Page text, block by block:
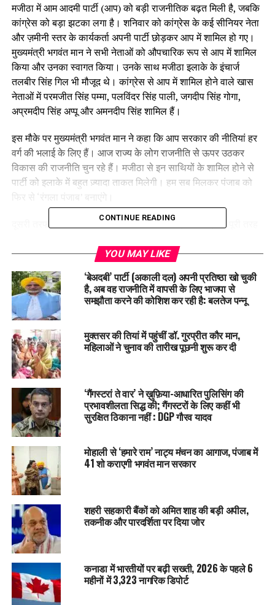
मजीठा में आम आदमी पार्टी (आप) को बड़ी राजनीतिक बढ़त मिली है, जबकि
कांग्रेस को बड़ा झटका लगा है। शनिवार को कांग्रेस के कई सीनियर नेता
और ज़मीनी स्तर के कार्यकर्ता अपनी पार्टी छोड़कर आप में शामिल हो गए।
मुख्यमंत्री भगवंत मान ने सभी नेताओं को औपचारिक रूप से आप में शामिल
किया और उनका स्वागत किया। उनके साथ मजीठा इलाके के इंचार्ज
तलबीर सिंह गिल भी मौजूद थे। कांग्रेस से आप में शामिल होने वाले खास
नेताओं में परमजीत सिंह पम्मा, पलविंदर सिंह पाली, जगदीप सिंह गोगा,
अप्रमदीप सिंह अप्पू और अमनदीप सिंह शामिल हैं।
इस मौके पर मुख्यमंत्री भगवंत मान ने कहा कि आप सरकार की नीतियां हर
वर्ग की भलाई के लिए हैं। आज राज्य के लोग राजनीति से ऊपर उठकर
विकास की राजनीति चुन रहे हैं। मजीठा से इन साथियों के शामिल होने से
पार्टी को इलाके में बहुत ज़्यादा ताकत मिलेगी। हम सब मिलकर पंजाब को
दूसरी तरफ, तलबीर सिंह ने कहा कि मजीठा में कांग्रेस का ग्राफ पूरी तरह
इलाके में पार्टी का बेस और मज़बूत हुआ है। ‘आप’ में शामिल हुए सभी नेताओं
ने मुख्यमंत्री भगवंत सिंह मान का भी शुक्रिया अदा किया और कहा कि वे
पार्टी की मज़बूती के लिए दिन-रात काम करेंगे।
RELATED TOPICS:
UP NEXT
“पंजाब में किसी भी योग्य नागरिक की वोट नहीं कटने दी जाएगी”, SIR
को लेकर CM भगवंत मान का बड़ा बयान
DON'T MISS
CM भगवंत मान ने 72 शिक्षकों को फिनलैंड के लिए किया रवाना
CONTINUE READING
YOU MAY LIKE
‘बेअदबी’ पार्टी (अकाली दल) अपनी प्रतिष्ठा खो चुकी
है, अब वह राजनीति में वापसी के लिए भाजपा से
समझौता करने की कोशिश कर रही है: बलतेज पन्नू
मुक्तसर की तियां में पहुंचीं डॉ. गुरप्रीत कौर मान,
महिलाओं ने चुनाव की तारीख पूछनी शुरू कर दी
‘गैंगस्टरां ते वार’ ने ख़ुफ़िया-आधारित पुलिसिंग की
प्रभावशीलता सिद्ध की; गैंगस्टरों के लिए कहीं भी
सुरक्षित ठिकाना नहीं : DGP गौरव यादव
मोहाली से ‘हमारे राम’ नाट्य मंचन का आगाज, पंजाब में
41 शो कराएगी भगवंत मान सरकार
शहरी सहकारी बैंकों को अमित शाह की बड़ी अपील,
तकनीक और पारदर्शिता पर दिया जोर
कनाडा में भारतीयों पर बढ़ी सख्ती, 2026 के पहले 6
महीनों में 3,323 नागरिक डिपोर्ट